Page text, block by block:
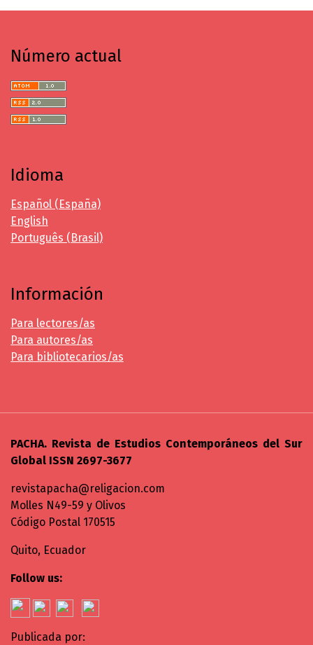
Número actual
Idioma
Español (España)
English
Português (Brasil)
Información
Para lectores/as
Para autores/as
Para bibliotecarios/as
PACHA. Revista de Estudios Contemporáneos del Sur
Global ISSN 2697-3677
revistapacha@religacion.com
Molles N49-59 y Olivos
Código Postal 170515
Quito, Ecuador
Follow us:
Publicada por: